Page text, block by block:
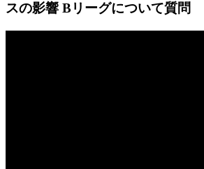
スの影響 Bリーグについて質問